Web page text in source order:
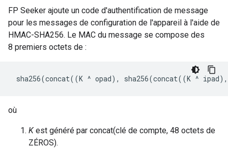
FP Seeker ajoute un code d'authentification de message
pour les messages de configuration de l'appareil à l'aide de
HMAC-SHA256. Le MAC du message se compose des
8 premiers octets de :
où
Kest généré par concat(clé de compte, 48 octets de
ZÉROS).